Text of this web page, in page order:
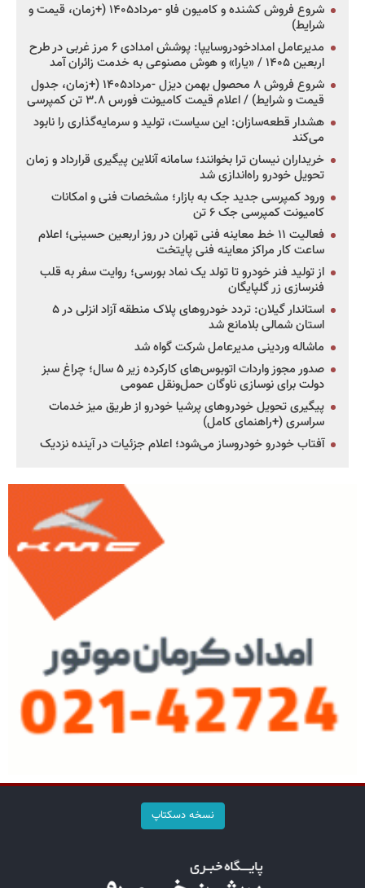
شروع فروش کشنده و کامیون فاو -مرداد۱۴۰۵ (+زمان، قیمت و
شرایط)
مدیرعامل امدادخودروسایپا: پوشش امدادی ۶ مرز غربی در طرح
اربعین ۱۴۰۵ / «یارا» و هوش مصنوعی به خدمت زائران آمد
شروع فروش ۸ محصول بهمن دیزل -مرداد۱۴۰۵ (+زمان، جدول
قیمت و شرایط) / اعلام قیمت کامیونت فورس ۳.۸ تن کمپرسی
هشدار قطعه‌سازان: این سیاست، تولید و سرمایه‌گذاری را نابود
می‌کند
خریداران نیسان ترا بخوانند؛ سامانه آنلاین پیگیری قرارداد و زمان
تحویل خودرو راه‌اندازی شد
ورود کمپرسی جدید جک به بازار؛ مشخصات فنی و امکانات
کامیونت کمپرسی جک ۶ تن
فعالیت ۱۱ خط معاینه فنی تهران در روز اربعین حسینی؛ اعلام
ساعت کار مراکز معاینه فنی پایتخت
از تولید فنر خودرو تا تولد یک نماد بورسی؛ روایت سفر به قلب
فنرسازی زر گلپایگان
استاندار گیلان: تردد خودروهای پلاک منطقه آزاد انزلی در ۵
استان شمالی بلامانع شد
ماشاله وردینی مدیرعامل شرکت گواه شد
صدور مجوز واردات اتوبوس‌های کارکرده زیر ۵ سال؛ چراغ سبز
دولت برای نوسازی ناوگان حمل‌ونقل عمومی
پیگیری تحویل خودروهای پرشیا خودرو از طریق میز خدمات
سراسری (+راهنمای کامل)
آفتاب خودرو خودروساز می‌شود؛ اعلام جزئیات در آینده نزدیک
نسخه دسکتاپ